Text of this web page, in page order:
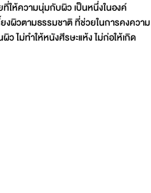
ให้ความนุ่มกับผิว เป็นหนึ่งในองค์
งผิวตามธรรมชาติ ที่ช่วยในการคงความ
ไม่ทำให้หนังศีรษะแห้ง ไม่ก่อให้เกิด